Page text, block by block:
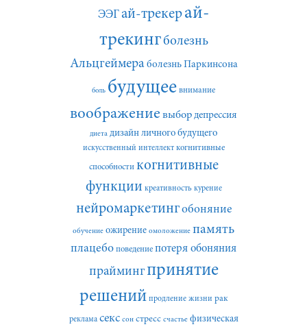
ЭЭГай-трекерай-
трекингболезнь
Альцгеймера болезнь Паркинсона
боль будущее внимание
воображение выбор депрессия
диета дизайн личного будущего
искусственный интеллект когнитивные
способности когнитивные
функции креативность курение
нейромаркетингобоняние
обучение ожирение омоложение память
плацебо поведение потеря обоняния
праймингпринятие
решений продление жизни рак
реклама секс сон стресс счастье физическая